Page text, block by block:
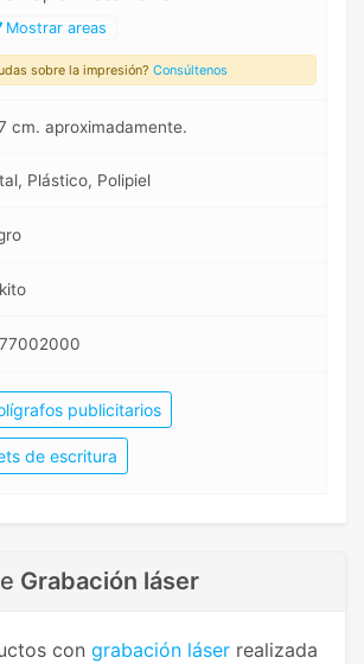
Mostrar areas
sobre la impresión? Consúltenos
cm. aproximadamente.
Plástico, Polipiel
publicitarios
de escritura
Grabación láser
con grabación láser realizada